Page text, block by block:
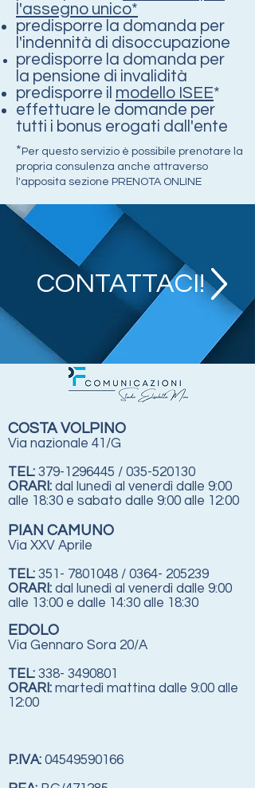
l'assegno unico*
predisporre la domanda per
l'indennità di disoccupazione
predisporre la domanda per
la pensione di invalidità
predisporre il modello ISEE*
effettuare le domande per
tutti i bonus erogati dall'ente
* Per questo servizio è possibile prenotare la
propria consulenza anche attraverso
l'apposita sezione PRENOTA ONLINE
CONTATTACI!
COSTA VOLPINO
Via nazionale 41/G
TEL: 379-1296445 / 035-520130
ORARI: dal lunedì al venerdì dalle 9:00
alle 18:30 e sabato dalle 9:00 alle 12:00
PIAN CAMUNO
Via XXV Aprile
TEL: 351- 7801048 / 0364- 205239
ORARI: dal lunedì al venerdì dalle 9:00
alle 13:00 e dalle 14:30 alle 18:30
EDOLO
Via Gennaro Sora 20/A
TEL: 338- 3490801
ORARI: martedì mattina dalle 9:00 alle
12:00
P.IVA: 04549590166